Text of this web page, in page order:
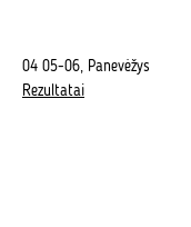
04 05-06, Panevėžys
Rezultatai